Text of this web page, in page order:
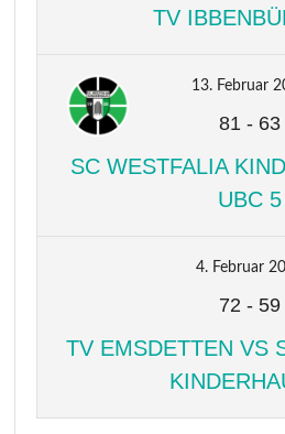
TV
13. Februar
81- 63
SC WESTFALIA
UBC 5
4. Februar
72- 59
TV EMSDETTEN VS